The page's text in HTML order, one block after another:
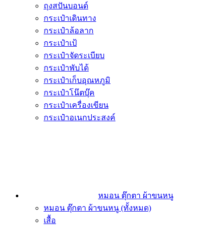
ถุงสปันบอนด์
กระเป๋าเดินทาง
กระเป๋าล้อลาก
กระเป๋าเป้
กระเป๋าจัดระเบียบ
กระเป๋าพับได้
กระเป๋าเก็บอุณหภูมิ
กระเป๋าโน๊ตบุ๊ค
กระเป๋าเครื่องเขียน
กระเป๋าอเนกประสงค์
หมอน ตุ๊กตา ผ้าขนหนู
หมอน ตุ๊กตา ผ้าขนหนู (ทั้งหมด)
เสื้อ